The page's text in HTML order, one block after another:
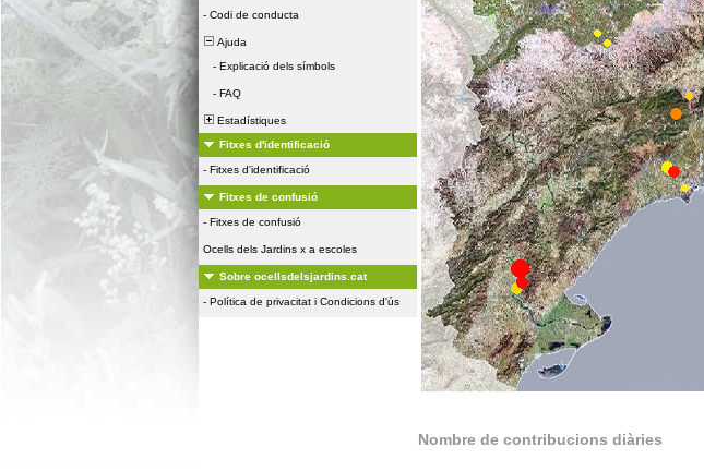
- Codi de conducta
Ajuda
- Explicació dels símbols
- FAQ
Estadístiques
Fitxes d'identificació
- Fitxes d'identificació
Fitxes de confusió
- Fitxes de confusió
Ocells dels Jardins x a escoles
Sobre ocellsdelsjardins.cat
- Política de privacitat i Condicions d'ús
Nombre de contribucions diàries